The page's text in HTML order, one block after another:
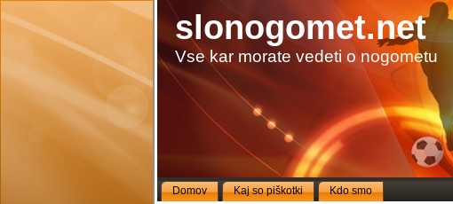
slonogomet.net
Vse kar morate vedeti o nogometu
Domov Kaj so piškotki Kdo smo